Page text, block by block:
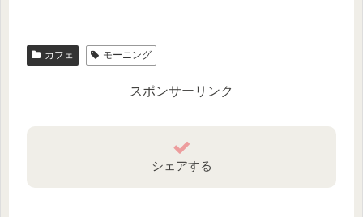
カフェ モーニング
スポンサーリンク
シェアする